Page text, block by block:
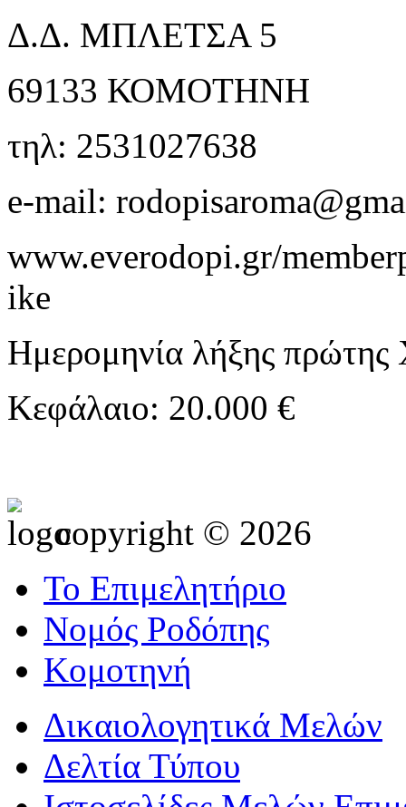
Δ.Δ. ΜΠΛΕΤΣΑ 5
69133 ΚΟΜΟΤΗΝΗ
τηλ: 2531027638
e-mail:
www.everodopi.gr/
ike
Ημερομηνία λήξης
Κεφάλαιο: 20.000 €
copyright © 2026
Το Επιμελητήριο
Νομός Ροδόπης
Κομοτηνή
Δικαιολογητικά Μελών
Δελτία Τύπου